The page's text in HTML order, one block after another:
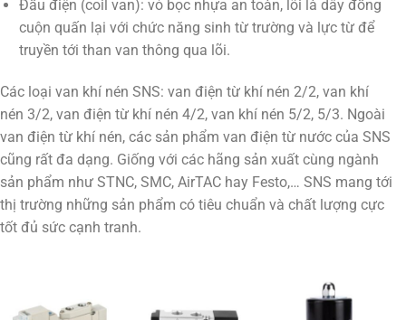
Đầu điện (coil van): vỏ bọc nhựa an toàn, lõi là dây đồng
cuộn quấn lại với chức năng sinh từ trường và lực từ để
truyền tới than van thông qua lõi.
Các loại van khí nén SNS: van điện từ khí nén 2/2, van khí
nén 3/2, van điện từ khí nén 4/2, van khí nén 5/2, 5/3. Ngoài
van điện từ khí nén, các sản phẩm van điện từ nước của SNS
cũng rất đa dạng. Giống với các hãng sản xuất cùng ngành
sản phẩm như STNC, SMC, AirTAC hay Festo,… SNS mang tới
thị trường những sản phẩm có tiêu chuẩn và chất lượng cực
tốt đủ sức cạnh tranh.